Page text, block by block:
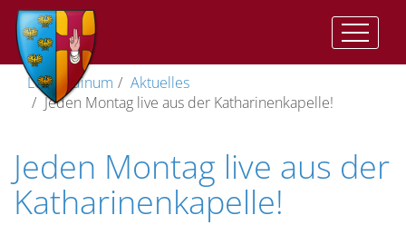
Auftrag
und
Ziel
Der
Auftrag
der
Priesterausbildung
Lebens
und
Studienordnung
Vorwort
Gemeinsame
Pflege
des
II.
Vat:
Presbyterorum
II.
Vat:
Geistliche
Ausbildung
Leben
Im
Herzen
Katharinenkapelle
Anbetungskapelle
Josef)
Stiftskirche
im
Leopoldinum
Träger
Direktor
Vizedirektor
Spiritual
Leopoldinum
Aktuelles
Jeden Montag live aus der Katharinenkapelle!
Jeden Montag live aus der
Katharinenkapelle!